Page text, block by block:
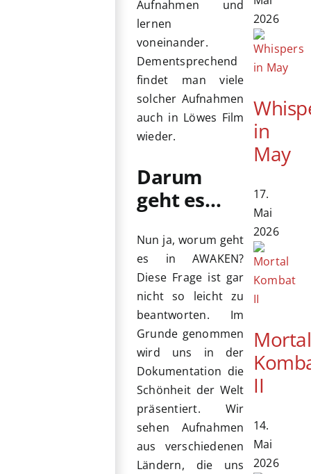
Aufnahmen und
lernen
voneinander.
Dementsprechend
findet man viele
solcher Aufnahmen
auch in Löwes Film
wieder.
Darum
geht es…
Nun ja, worum geht
es in AWAKEN?
Diese Frage ist gar
nicht so leicht zu
beantworten. Im
Grunde genommen
wird uns in der
Dokumentation die
Schönheit der Welt
präsentiert. Wir
sehen Aufnahmen
aus verschiedenen
Ländern, die uns
2026
in
May
17.
Mai
2026
Mortal
II
14.
Mai
2026